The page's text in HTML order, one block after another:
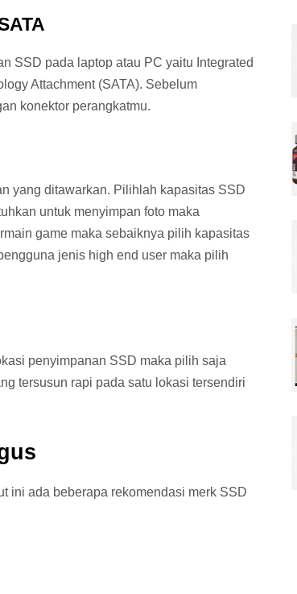
SSD pada laptop atau PC yaitu Integrated
Attachment (SATA). Sebelum
konektor perangkatmu.
yang ditawarkan. Pilihlah kapasitas SSD
untuk menyimpan foto maka
game maka sebaiknya pilih kapasitas
jenis high end user maka pilih
penyimpanan SSD maka pilih saja
tersusun rapi pada satu lokasi tersendiri
ini ada beberapa rekomendasi merk SSD